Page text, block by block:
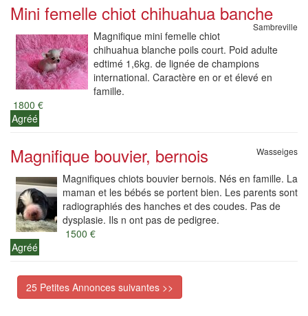
Mini femelle chiot chihuahua banche
Sambreville
Magnifique mini femelle chiot
chihuahua blanche poils court. Poid adulte
edtimé 1,6kg. de lignée de champions
international. Caractère en or et élevé en
famille.
1800 €
Agréé
Magnifique bouvier, bernois Wasseiges
Magnifiques chiots bouvier bernois. Nés en famille. La
maman et les bébés se portent bien. Les parents sont
radiographiés des hanches et des coudes. Pas de
dysplasie. Ils n ont pas de pedigree.
1500 €
Agréé
25 Petites Annonces suivantes >>